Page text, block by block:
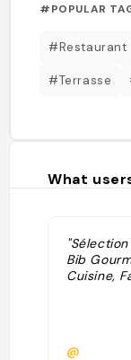
#POPULAR
#Restaurant
#Terrasse
What
Bib
Cuisine,
@